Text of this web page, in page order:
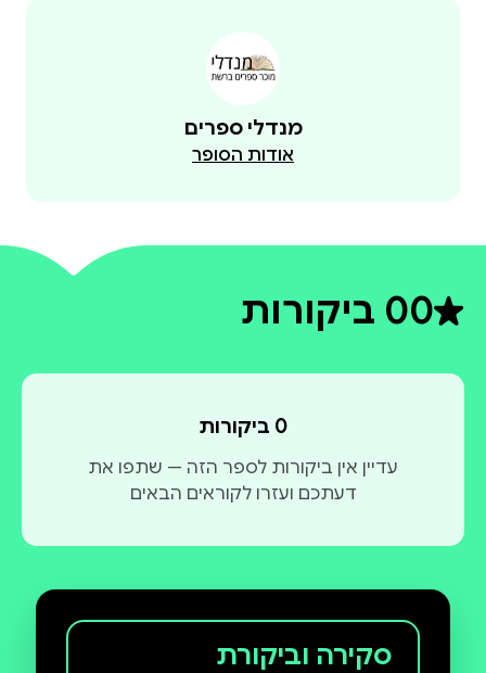
מנדלי ספרים
אודות הסופר
0דירוג ממוצע 0 מתוך 5
0 ביקורות
0 ביקורות
עדיין אין ביקורות לספר הזה — שתפו את
דעתכם ועזרו לקוראים הבאים
סקירה וביקורת